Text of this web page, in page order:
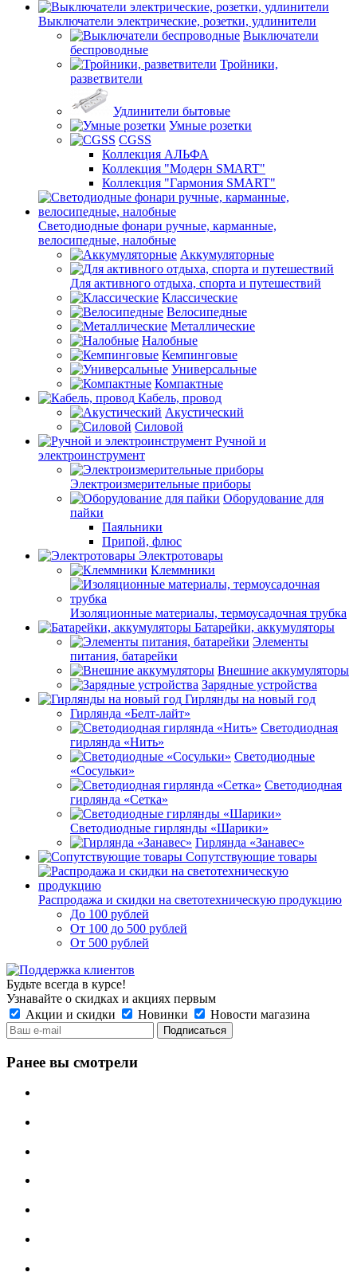
Выключатели электрические, розетки, удлинители
Выключатели
беспроводные
Тройники,
разветвители
Удлинители бытовые
Умные розетки
CGSS
Коллекция АЛЬФА
Коллекция "Модерн SMART"
Коллекция "Гармония SMART"
Светодиодные фонари ручные, карманные,
велосипедные, налобные
Аккумуляторные
Для активного отдыха, спорта и путешествий
Классические
Велосипедные
Металлические
Налобные
Кемпинговые
Универсальные
Компактные
Кабель, провод
Акустический
Силовой
Ручной и
электроинструмент
Электроизмерительные приборы
Оборудование для
пайки
Паяльники
Припой, флюс
Электротовары
Клеммники
Изоляционные материалы, термоусадочная трубка
Батарейки, аккумуляторы
Элементы
питания, батарейки
Внешние аккумуляторы
Зарядные устройства
Гирлянды на новый год
Гирлянда «Белт-лайт»
Светодиодная
гирлянда «Нить»
Светодиодные
«Сосульки»
Светодиодная
гирлянда «Сетка»
Светодиодные гирлянды «Шарики»
Гирлянда «Занавес»
Сопутствующие товары
Распродажа и скидки на светотехническую продукцию
До 100 рублей
От 100 до 500 рублей
От 500 рублей
Будьте всегда в курсе!
Узнавайте о скидках и акциях первым
Акции и скидки
Новинки Новости магазина
Ранее вы смотрели